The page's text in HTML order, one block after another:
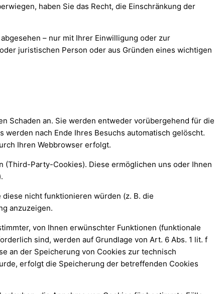
haben Sie das Recht, die Einschränkung der
– nur mit Ihrer Einwilligung oder zur
juristischen Person oder aus Gründen eines wichtigen
Schaden an. Sie werden entweder vorübergehend für die
nach Ende Ihres Besuchs automatisch gelöscht.
Ihren Webbrowser erfolgt.
Party-Cookies). Diese ermöglichen uns oder Ihnen
nicht funktionieren würden (z. B. die
anzuzeigen.
von Ihnen erwünschter Funktionen (funktionale
sind, werden auf Grundlage von Art. 6 Abs. 1 lit. f
an der Speicherung von Cookies zur technisch
erfolgt die Speicherung der betreffenden Cookies